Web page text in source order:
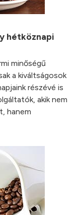
hétköznapi
minőségű
a kiváltságosok
részévé is
akik nem
hanem